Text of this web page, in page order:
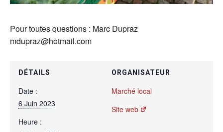
Pour toutes questions : Marc Dupraz
mdupraz@hotmail.com
DÉTAILS
Date :
6 Juin 2023
Heure :
ORGANISATEUR
Marché local
Site web